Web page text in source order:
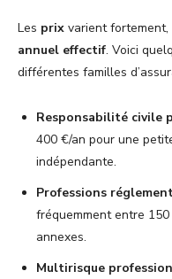
Les prix varient
annuel effectif. Voici
différentes familles
Responsabilité civile
400 €/an pour une
indépendante.
Professions
fréquemment entre
annexes.
Multirisque